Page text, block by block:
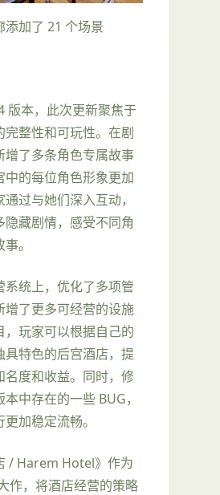
添加了 21 个场景
版本，此次更新聚焦于
完整性和可玩性。在剧
增了多条角色专属故事
中的每位角色形象更加
过与她们深入互动，
隐藏剧情，感受不同角
。
系统上，优化了多项管
增了更多可经营的设施
，玩家可以根据自己的
具特色的后宫酒店，提
名度和收益。同时，修
中存在的一些 BUG，
加稳定流畅。
/ Harem Hotel》作为
作，将酒店经营的策略